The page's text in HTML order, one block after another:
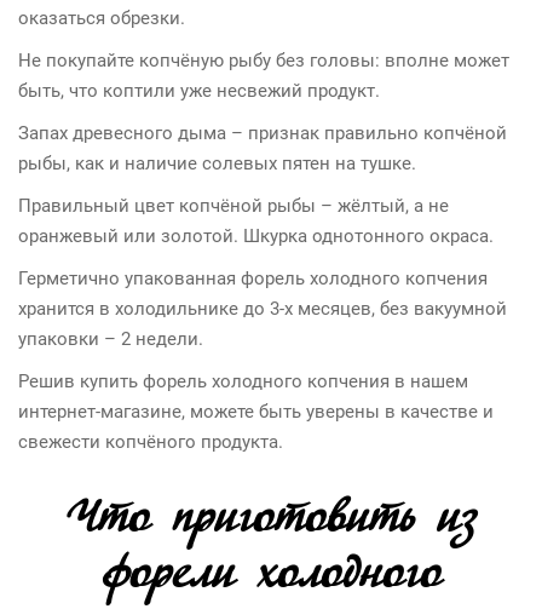
оказаться обрезки.
Не покупайте копчёную рыбу без головы: вполне может
быть, что коптили уже несвежий продукт.
Запах древесного дыма – признак правильно копчёной
рыбы, как и наличие солевых пятен на тушке.
Правильный цвет копчёной рыбы – жёлтый, а не
оранжевый или золотой. Шкурка однотонного окраса.
Герметично упакованная форель холодного копчения
хранится в холодильнике до 3-х месяцев, без вакуумной
упаковки – 2 недели.
Решив купить форель холодного копчения в нашем
интернет-магазине, можете быть уверены в качестве и
свежести копчёного продукта.
Что приготовить из
форели холодного